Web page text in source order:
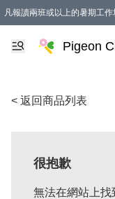
凡報讀兩班或以上的暑期工
Pigeon
< 返回商品列表
很抱歉
無法在網站上找